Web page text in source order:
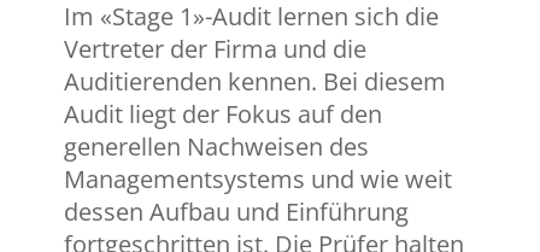
Im «Stage 1»-Audit lernen sich die
Vertreter der Firma und die
Auditierenden kennen. Bei diesem
Audit liegt der Fokus auf den
generellen Nachweisen des
Managementsystems und wie weit
dessen Aufbau und Einführung
fortgeschritten ist. Die Prüfer halten